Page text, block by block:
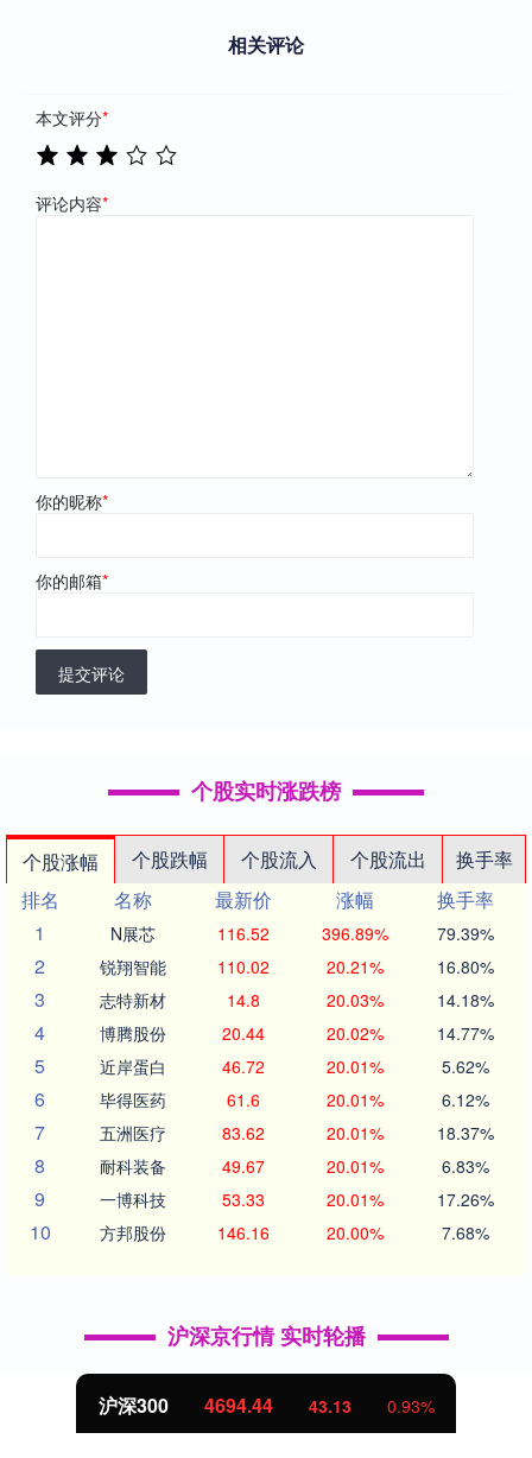
相关评论
本文评分*
评论内容*
你的昵称*
你的邮箱*
提交评论
个股实时涨跌榜
个股涨幅 个股跌幅 个股流入 个股流出
换手率
排名
名称 最新价 涨幅
换手率
1
N展芯 116.52 396.89% 79.39%
2 锐翔智能 110.02 20.21% 16.80%
3 志特新材 14.8 20.03% 14.18%
4 博腾股份 20.44 20.02% 14.77%
5 近岸蛋白 46.72 20.01% 5.62%
6 毕得医药 61.6 20.01% 6.12%
7 五洲医疗 83.62 20.01% 18.37%
8 耐科装备 49.67 20.01% 6.83%
9 一博科技 53.33 20.01% 17.26%
10 方邦股份 146.16 20.00% 7.68%
沪深京行情 实时轮播
沪深300 4694.44 43.13 0.93%